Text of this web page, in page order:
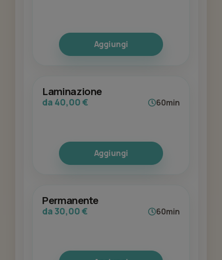
Aggiungi
Laminazione
da 40,00 € 60min
Aggiungi
Permanente
da 30,00 € 60min